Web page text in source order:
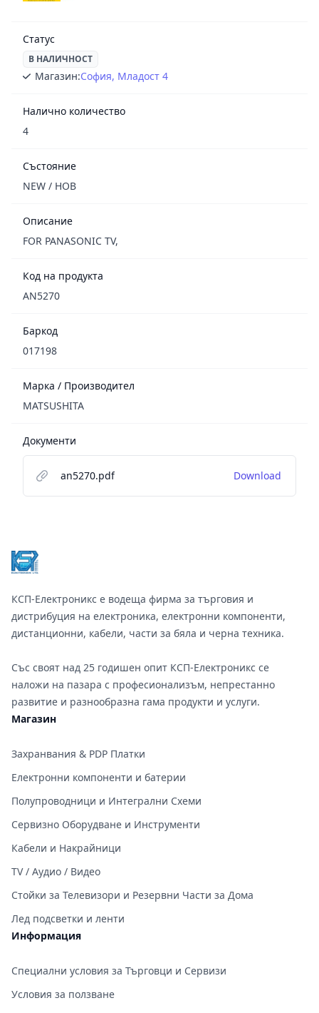
Статус
В НАЛИЧНОСТ
Магазин:София, Младост 4
Налично количество
4
Състояние
NEW / НОВ
Описание
FOR PANASONIC TV,
Код на продукта
AN5270
Баркод
017198
Марка / Производител
MATSUSHITA
Документи
an5270.pdf Download
КСП-Електроникс е водеща фирма за търговия и
дистрибуция на електроника, електронни компоненти,
дистанционни, кабели, части за бяла и черна техника.
Със своят над 25 годишен опит КСП-Електроникс се
наложи на пазара с професионализъм, непрестанно
развитие и разнообразна гама продукти и услуги.
Магазин
Захранвания & PDP Платки
Електронни компоненти и батерии
Полупроводници и Интегрални Схеми
Сервизно Оборудване и Инструменти
Кабели и Накрайници
TV / Аудио / Видео
Стойки за Телевизори и Резервни Части за Дома
Лед подсветки и ленти
Информация
Специални условия за Търговци и Сервизи
Условия за ползване